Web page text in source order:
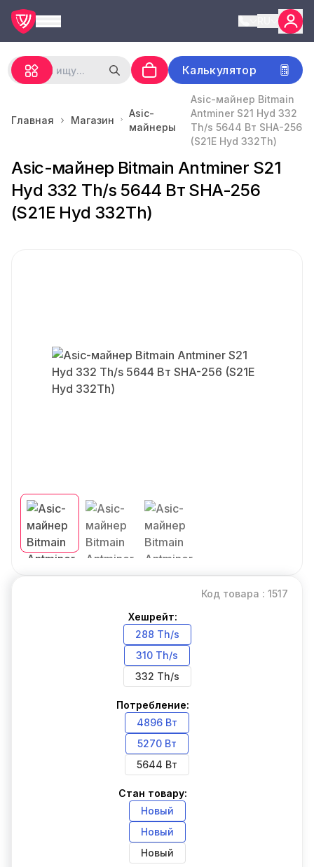
Калькулятор
Главная Магазин
Asic-
майнеры
Asic-майнер Bitmain
Antminer S21 Hyd 332
Th/s 5644 Вт SHA-256
(S21E Hyd 332Th)
Asic-майнер Bitmain Antminer S21
Hyd 332 Th/s 5644 Вт SHA-256
(S21E Hyd 332Th)
Код товара : 1517
Хешрейт:
288 Th/s
310 Th/s
332 Th/s
Потребление:
4896 Вт
5270 Вт
5644 Вт
Стан товару:
Новый
Новый
Новый